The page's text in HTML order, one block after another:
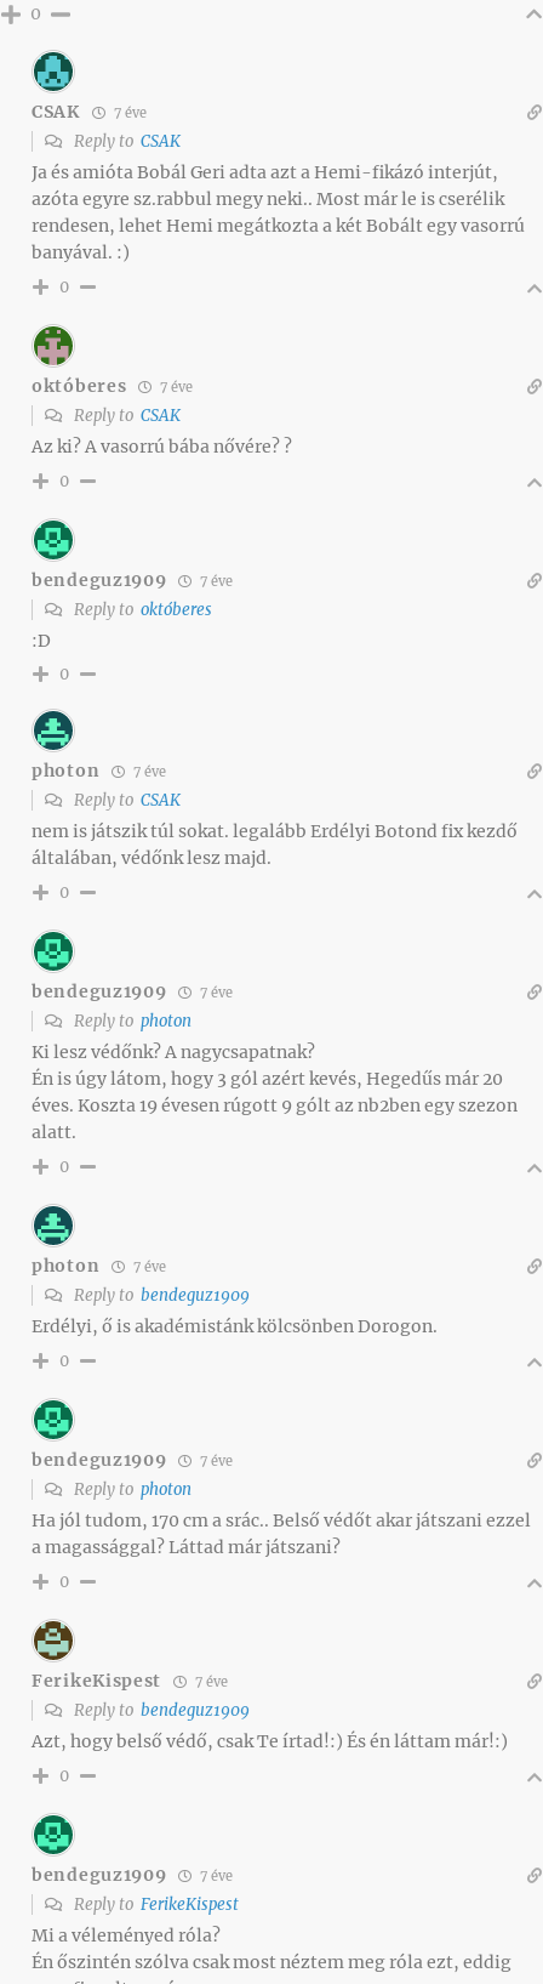
0
CSAK 7 éve
Reply to CSAK
Ja és amióta Bobál Geri adta azt a Hemi-fikázó interjút,
azóta egyre sz.rabbul megy neki.. Most már le is cserélik
rendesen, lehet Hemi megátkozta a két Bobált egy vasorrú
banyával. :)
0
októberes 7 éve
Reply to CSAK
Az ki? A vasorrú bába nővére? ?
0
bendeguz1909 7 éve
Reply to októberes
:D
0
photon 7 éve
Reply to CSAK
nem is játszik túl sokat. legalább Erdélyi Botond fix kezdő
általában, védőnk lesz majd.
0
bendeguz1909 7 éve
Reply to photon
Ki lesz védőnk? A nagycsapatnak?
Én is úgy látom, hogy 3 gól azért kevés, Hegedűs már 20
éves. Koszta 19 évesen rúgott 9 gólt az nb2ben egy szezon
alatt.
0
photon 7 éve
Reply to bendeguz1909
Erdélyi, ő is akadémistánk kölcsönben Dorogon.
0
bendeguz1909 7 éve
Reply to photon
Ha jól tudom, 170 cm a srác.. Belső védőt akar játszani ezzel
a magassággal? Láttad már játszani?
0
FerikeKispest 7 éve
Reply to bendeguz1909
Azt, hogy belső védő, csak Te írtad!:) És én láttam már!:)
0
bendeguz1909 7 éve
Reply to FerikeKispest
Mi a véleményed róla?
Én őszintén szólva csak most néztem meg róla ezt, eddig